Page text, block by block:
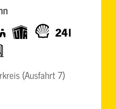
UTA Shell
(Ausfahrt 7)